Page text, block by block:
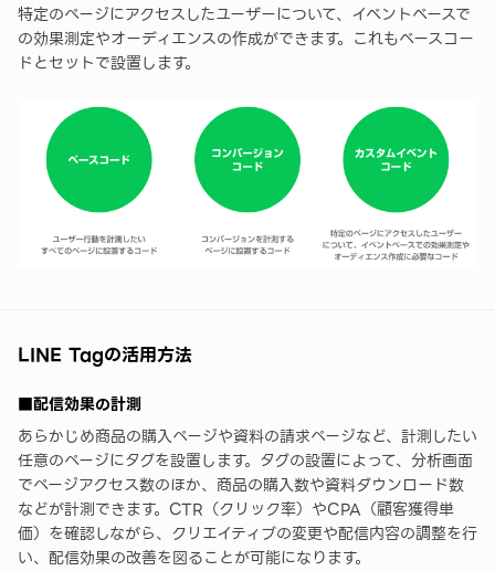
特定のページにアクセスしたユーザーについて、イベントベースで
の効果測定やオーディエンスの作成ができます。これもベースコー
ドとセットで設置します。
LINE Tagの活用方法
■配信効果の計測
あらかじめ商品の購入ページや資料の請求ページなど、計測したい
任意のページにタグを設置します。タグの設置によって、分析画面
でページアクセス数のほか、商品の購入数や資料ダウンロード数
などが計測できます。CTR（クリック率）やCPA（顧客獲得単
価）を確認しながら、クリエイティブの変更や配信内容の調整を行
い、配信効果の改善を図ることが可能になります。